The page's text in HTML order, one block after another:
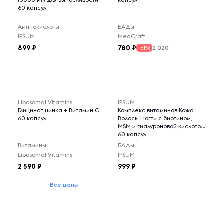
60 капсул
Аминокислоты
IPSUM
899
БАДы
MedCraft
780 -61% 2 020
Liposomal Vitamins
Глицинат цинка + Витамин С,
60 капсул
Витамины
Liposomal Vitamins
2 590
Все цены
IPSUM
Комплекс витаминов Кожа
Волосы Ногти с биотином,
MSM и гиалуроновой кислотой,
60 капсул
БАДы
IPSUM
999